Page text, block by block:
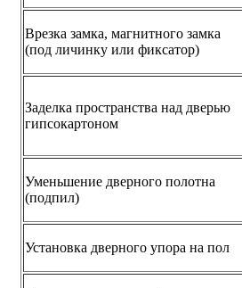
Врезка замка, магнитного замка
(под личинку или фиксатор)
Заделка пространства над дверью
гипсокартоном
Уменьшение дверного полотна
(подпил)
Установка дверного упора на пол